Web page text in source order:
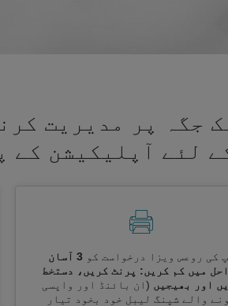
جگہ پر مدیریت
لئے آپلیکیشن کے
کی روعس ویزا درخواست کو
3 آسان
میں کم کریں: پرنٹ کریں، دستخط
اور بھیجیں (ان بائنڈ اور واپسی
والے شپنگ لیبل خود بخود تیار